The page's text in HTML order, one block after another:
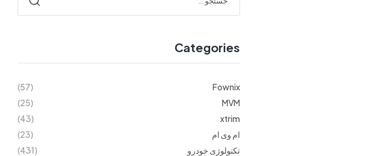
Categories
Fownix
(57)
MVM
(25)
xtrim
(43)
ام وی ام
(23)
تکنولوژی خودرو
(431)